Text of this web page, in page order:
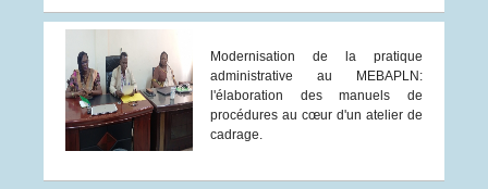
Modernisation de la pratique
administrative au MEBAPLN:
l'élaboration des manuels de
procédures au cœur d'un atelier de
cadrage.